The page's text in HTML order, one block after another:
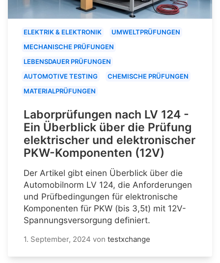
ELEKTRIK & ELEKTRONIK
UMWELTPRÜFUNGEN
MECHANISCHE PRÜFUNGEN
LEBENSDAUER PRÜFUNGEN
AUTOMOTIVE TESTING
CHEMISCHE PRÜFUNGEN
MATERIALPRÜFUNGEN
Laborprüfungen nach LV 124 -
Ein Überblick über die Prüfung
elektrischer und elektronischer
PKW-Komponenten (12V)
Der Artikel gibt einen Überblick über die
Automobilnorm LV 124, die Anforderungen
und Prüfbedingungen für elektronische
Komponenten für PKW (bis 3,5t) mit 12V-
Spannungsversorgung definiert.
1. September, 2024 von testxchange